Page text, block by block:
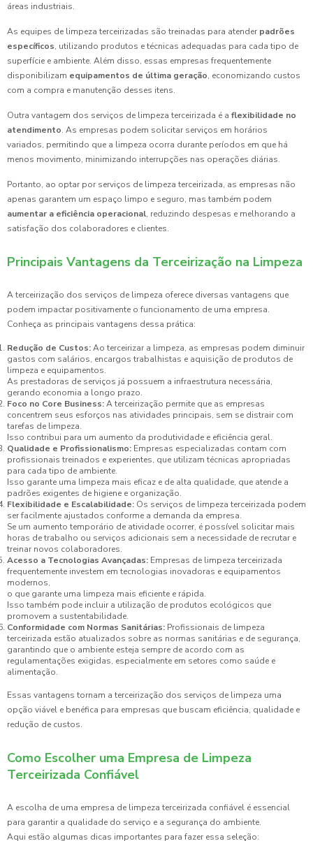
áreas industriais.
As equipes de limpeza terceirizadas são treinadas para atender padrões
específicos, utilizando produtos e técnicas adequadas para cada tipo de
superfície e ambiente. Além disso, essas empresas frequentemente
disponibilizam equipamentos de última geração, economizando custos
com a compra e manutenção desses itens.
Outra vantagem dos serviços de limpeza terceirizada é a flexibilidade no
atendimento. As empresas podem solicitar serviços em horários
variados, permitindo que a limpeza ocorra durante períodos em que há
menos movimento, minimizando interrupções nas operações diárias.
Portanto, ao optar por serviços de limpeza terceirizada, as empresas não
apenas garantem um espaço limpo e seguro, mas também podem
aumentar a eficiência operacional, reduzindo despesas e melhorando a
satisfação dos colaboradores e clientes.
Principais Vantagens da Terceirização na Limpeza
A terceirização dos serviços de limpeza oferece diversas vantagens que
podem impactar positivamente o funcionamento de uma empresa.
Conheça as principais vantagens dessa prática:
Redução de Custos:Ao terceirizar a limpeza, as empresas podem diminuir
gastos com salários, encargos trabalhistas e aquisição de produtos de
limpeza e equipamentos.
As prestadoras de serviços já possuem a infraestrutura necessária,
gerando economia a longo prazo.
Foco no Core Business:A terceirização permite que as empresas
concentrem seus esforços nas atividades principais, sem se distrair com
tarefas de limpeza.
Isso contribui para um aumento da produtividade e eficiência geral.
Qualidade e Profissionalismo: Empresas especializadas contam com
profissionais treinados e experientes, que utilizam técnicas apropriadas
para cada tipo de ambiente.
Isso garante uma limpeza mais eficaz e de alta qualidade, que atende a
padrões exigentes de higiene e organização.
Flexibilidade e Escalabilidade: Os serviços de limpeza terceirizada podem
ser facilmente ajustados conforme a demanda da empresa.
Se um aumento temporário de atividade ocorrer, é possível solicitar mais
horas de trabalho ou serviços adicionais sem a necessidade de recrutar e
treinar novos colaboradores.
Acesso a Tecnologias Avançadas: Empresas de limpeza terceirizada
frequentemente investem em tecnologias inovadoras e equipamentos
modernos,
o que garante uma limpeza mais eficiente e rápida.
Isso também pode incluir a utilização de produtos ecológicos que
promovem a sustentabilidade.
Conformidade com Normas Sanitárias: Profissionais de limpeza
terceirizada estão atualizados sobre as normas sanitárias e de segurança,
garantindo que o ambiente esteja sempre de acordo com as
regulamentações exigidas, especialmente em setores como saúde e
alimentação.
Essas vantagens tornam a terceirização dos serviços de limpeza uma
opção viável e benéfica para empresas que buscam eficiência, qualidade e
redução de custos.
Como Escolher uma Empresa de Limpeza
Terceirizada Confiável
A escolha de uma empresa de limpeza terceirizada confiável é essencial
para garantir a qualidade do serviço e a segurança do ambiente.
Aqui estão algumas dicas importantes para fazer essa seleção: